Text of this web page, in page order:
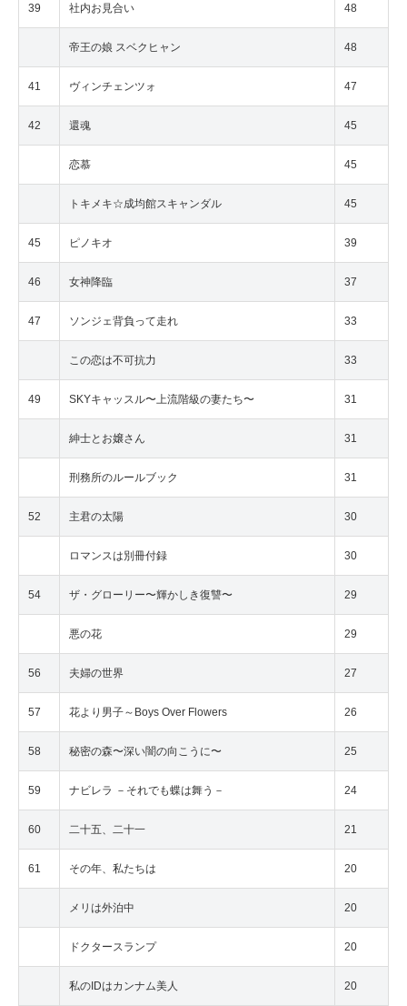
39 社内お見合い 48
帝王の娘 スベクヒャン 48
41 ヴィンチェンツォ 47
42 還魂 45
恋慕 45
トキメキ☆成均館スキャンダル 45
45 ピノキオ 39
46 女神降臨 37
47 ソンジェ背負って走れ 33
この恋は不可抗力 33
49 SKYキャッスル〜上流階級の妻たち〜 31
紳士とお嬢さん 31
刑務所のルールブック 31
52 主君の太陽 30
ロマンスは別冊付録 30
54 ザ・グローリー〜輝かしき復讐〜 29
悪の花 29
56 夫婦の世界 27
57 花より男子～Boys Over Flowers 26
58 秘密の森〜深い闇の向こうに〜 25
59 ナビレラ －それでも蝶は舞う－ 24
60 二十五、二十一 21
61 その年、私たちは 20
メリは外泊中 20
ドクタースランプ 20
私のIDはカンナム美人 20